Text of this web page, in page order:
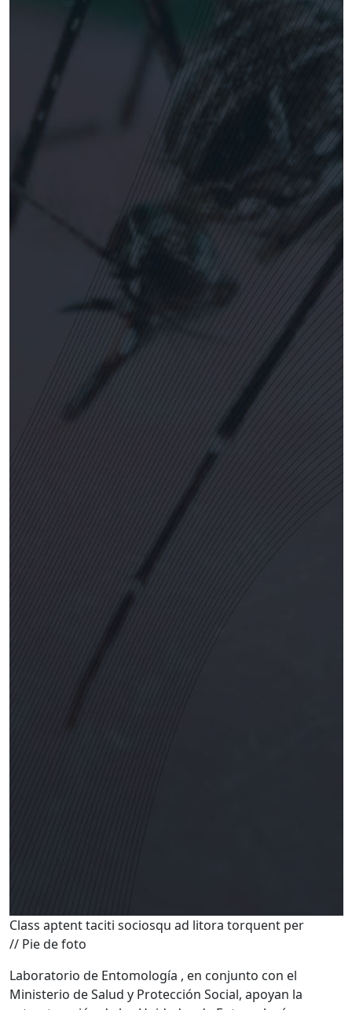
Class aptent taciti sociosqu ad litora torquent per
// Pie de foto
Laboratorio de Entomología , en conjunto con el
Ministerio de Salud y Protección Social, apoyan la